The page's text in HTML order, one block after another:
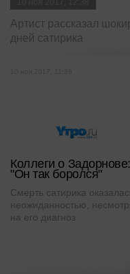
Артист рассказал
дней сатирика
Коллеги о Задорнове:
"Он так боролся"
Смерть сатирика
неожиданностью,
на его диагноз